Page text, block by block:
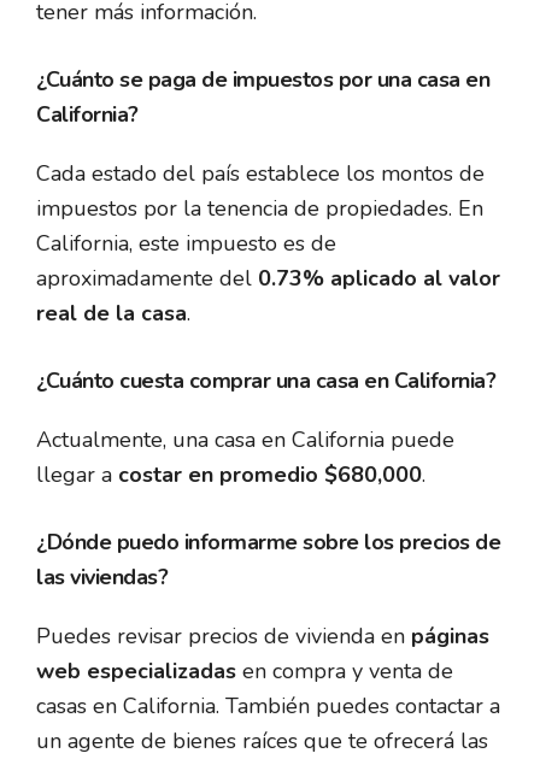
tener más información.
¿Cuánto se paga de impuestos por una casa en
California?
Cada estado del país establece los montos de
impuestos por la tenencia de propiedades. En
California, este impuesto es de
aproximadamente del 0.73% aplicado al valor
real de la casa.
¿Cuánto cuesta comprar una casa en California?
Actualmente, una casa en California puede
llegar a costar en promedio $680,000.
¿Dónde puedo informarme sobre los precios de
las viviendas?
Puedes revisar precios de vivienda en páginas
web especializadas en compra y venta de
casas en California. También puedes contactar a
un agente de bienes raíces que te ofrecerá las